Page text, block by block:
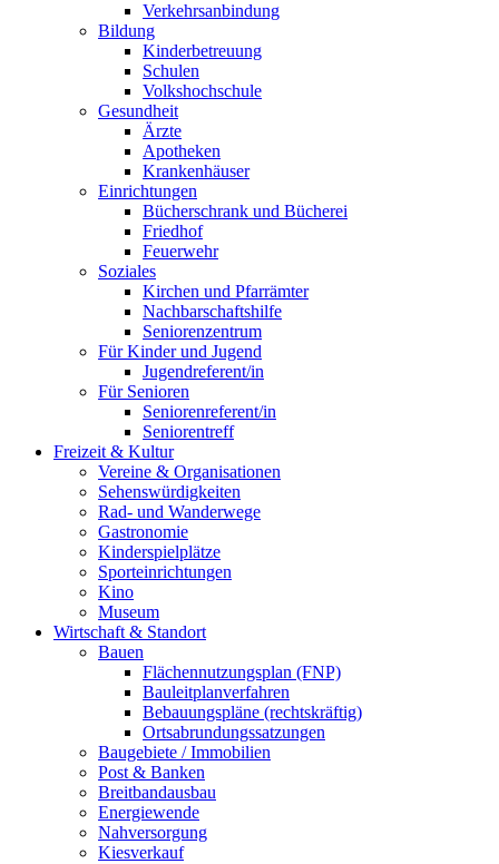
Verkehrsanbindung
Bildung
Kinderbetreuung
Schulen
Volkshochschule
Gesundheit
Ärzte
Apotheken
Krankenhäuser
Einrichtungen
Bücherschrank und Bücherei
Friedhof
Feuerwehr
Soziales
Kirchen und Pfarrämter
Nachbarschaftshilfe
Seniorenzentrum
Für Kinder und Jugend
Jugendreferent/in
Für Senioren
Seniorenreferent/in
Seniorentreff
Freizeit & Kultur
Vereine & Organisationen
Sehenswürdigkeiten
Rad- und Wanderwege
Gastronomie
Kinderspielplätze
Sporteinrichtungen
Kino
Museum
Wirtschaft & Standort
Bauen
Flächennutzungsplan (FNP)
Bauleitplanverfahren
Bebauungspläne (rechtskräftig)
Ortsabrundungssatzungen
Baugebiete / Immobilien
Post & Banken
Breitbandausbau
Energiewende
Nahversorgung
Kiesverkauf